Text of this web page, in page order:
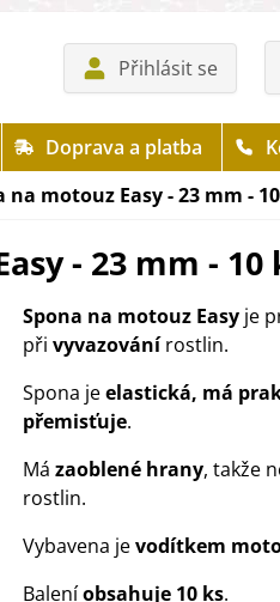
Přihlásit se
Doprava a platba
na motouz Easy - 23 mm -
- 23 mm - 10
Spona na motouz Easy je
při vyvazovánírostlin.
Spona jeelastická, má
přemisťuje.
Má zaoblené hrany, takže
rostlin.
Vybavena jevodítkem
Baleníobsahuje 10 ks.